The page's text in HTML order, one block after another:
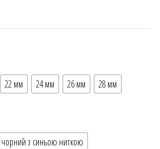
22 мм 24 мм 26 мм 28 мм
чорний з синьою ниткою